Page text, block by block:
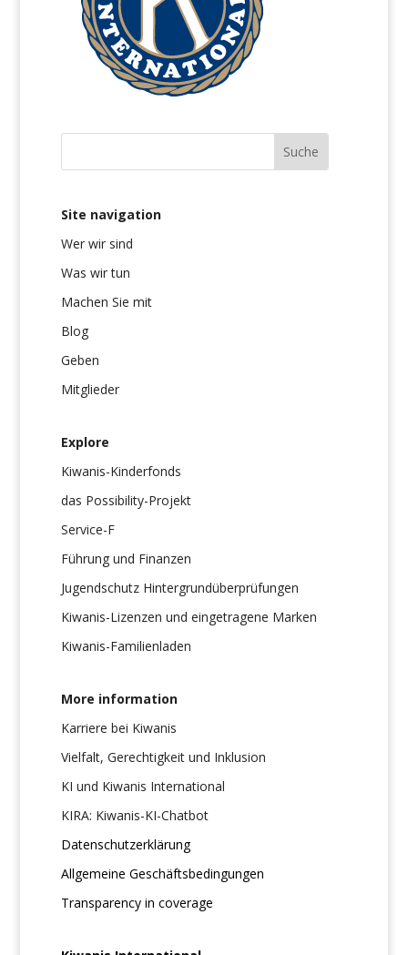
Site navigation
Wer wir sind
Was wir tun
Machen Sie mit
Blog
Geben
Mitglieder
Explore
Kiwanis-Kinderfonds
das Possibility-Projekt
Service-F
Führung und Finanzen
Jugendschutz Hintergrundüberprüfungen
Kiwanis-Lizenzen und eingetragene Marken
Kiwanis-Familienladen
More information
Karriere bei Kiwanis
Vielfalt, Gerechtigkeit und Inklusion
KI und Kiwanis International
KIRA: Kiwanis-KI-Chatbot
Datenschutzerklärung
Allgemeine Geschäftsbedingungen
Transparency in coverage